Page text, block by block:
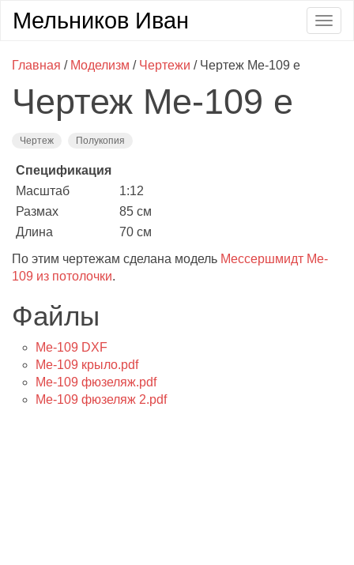
Мельников Иван
Главная / Моделизм / Чертежи / Чертеж Me-109 e
Чертеж Me-109 e
Чертеж Полукопия
Спецификация
Масштаб
1:12
Размах
85 см
Длина
70 см
По этим чертежам сделана модель Мессершмидт Me-
109 из потолочки.
Файлы
Me-109 DXF
Me-109 крыло.pdf
Me-109 фюзеляж.pdf
Me-109 фюзеляж 2.pdf